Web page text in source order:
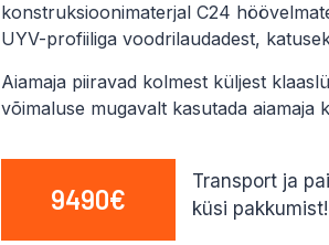
konstruksioonimaterjal C24
UYV-profiiliga voodrilaudadest,
Aiamaja piiravad kolmest küljest
võimaluse mugavalt kasutada aiamaja
9490€
Transport ja
küsi pakkumist!